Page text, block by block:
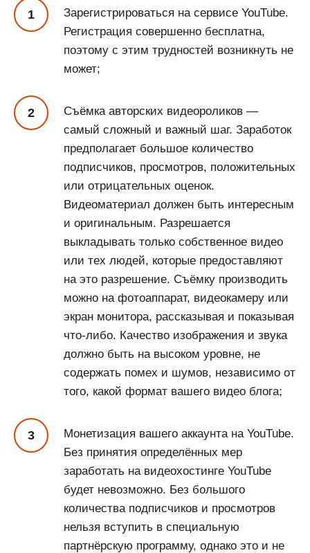
Зарегистрироваться на сервисе YouTube.
Регистрация совершенно бесплатна,
поэтому с этим трудностей возникнуть не
может;
Съёмка авторских видеороликов —
самый сложный и важный шаг. Заработок
предполагает большое количество
подписчиков, просмотров, положительных
или отрицательных оценок.
Видеоматериал должен быть интересным
и оригинальным. Разрешается
выкладывать только собственное видео
или тех людей, которые предоставляют
на это разрешение. Съёмку производить
можно на фотоаппарат, видеокамеру или
экран монитора, рассказывая и показывая
что-либо. Качество изображения и звука
должно быть на высоком уровне, не
содержать помех и шумов, независимо от
того, какой формат вашего видео блога;
Монетизация вашего аккаунта на YouTube.
Без принятия определённых мер
заработать на видеохостинге YouTube
будет невозможно. Без большого
количества подписчиков и просмотров
нельзя вступить в специальную
партнёрскую программу, однако это и не